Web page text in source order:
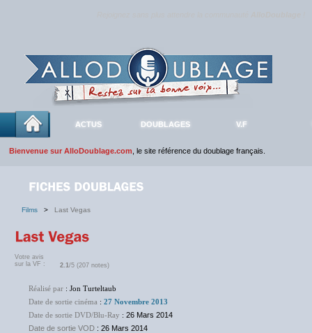
ACTUS DOUBLAGES V.F
Bienvenue sur AlloDoublage.com , le site référence du doublage français.
Films > Last Vegas
Votre avis
sur la VF :
2.1/5 (207 notes)
Réalisé par : Jon Turteltaub
Date de sortie cinéma : 27 Novembre 2013
Date de sortie DVD/Blu-Ray : 26 Mars 2014
Date de sortie VOD : 26 Mars 2014